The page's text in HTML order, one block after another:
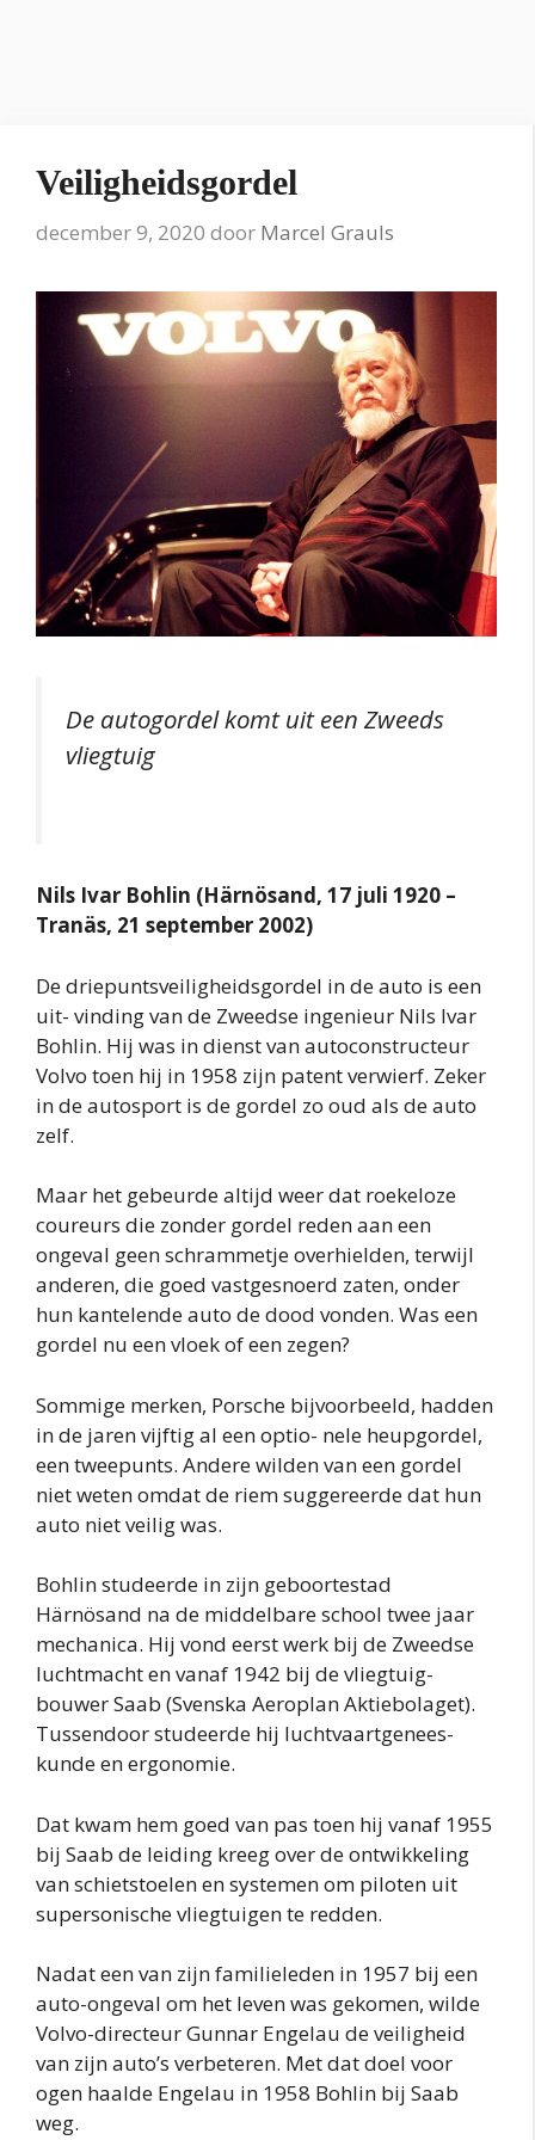
Veiligheidsgordel
december 9, 2020 door Marcel Grauls
De autogordel komt uit een Zweeds
vliegtuig
Nils Ivar Bohlin (Härnösand, 17 juli 1920 –
Tranäs, 21 september 2002)
De driepuntsveiligheidsgordel in de auto is een
uit- vinding van de Zweedse ingenieur Nils Ivar
Bohlin. Hij was in dienst van autoconstructeur
Volvo toen hij in 1958 zijn patent verwierf. Zeker
in de autosport is de gordel zo oud als de auto
zelf.
Maar het gebeurde altijd weer dat roekeloze
coureurs die zonder gordel reden aan een
ongeval geen schrammetje overhielden, terwijl
anderen, die goed vastgesnoerd zaten, onder
hun kantelende auto de dood vonden. Was een
gordel nu een vloek of een zegen?
Sommige merken, Porsche bijvoorbeeld, hadden
in de jaren vijftig al een optio- nele heupgordel,
een tweepunts. Andere wilden van een gordel
niet weten omdat de riem suggereerde dat hun
auto niet veilig was.
Bohlin studeerde in zijn geboortestad
Härnösand na de middelbare school twee jaar
mechanica. Hij vond eerst werk bij de Zweedse
luchtmacht en vanaf 1942 bij de vliegtuig-
bouwer Saab (Svenska Aeroplan Aktiebolaget).
Tussendoor studeerde hij luchtvaartgenees-
kunde en ergonomie.
Dat kwam hem goed van pas toen hij vanaf 1955
bij Saab de leiding kreeg over de ontwikkeling
van schietstoelen en systemen om piloten uit
supersonische vliegtuigen te redden.
Nadat een van zijn familieleden in 1957 bij een
auto-ongeval om het leven was gekomen, wilde
Volvo-directeur Gunnar Engelau de veiligheid
van zijn auto’s verbeteren. Met dat doel voor
ogen haalde Engelau in 1958 Bohlin bij Saab
weg.